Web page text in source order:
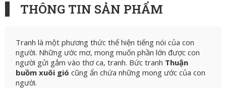
THÔNG TIN SẢN PHẨM
Tranh là một phương thức thể hiện tiếng nói của con
người. Những ước mơ, mong muốn phần lớn được con
người gửi gắm vào thơ ca, tranh. Bức tranh Thuận
buồm xuôi gió cũng ẩn chứa những mong ước của con
người.